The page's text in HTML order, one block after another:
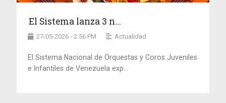
El Sistema lanza 3 n...
27-05-2026 - 2:56 PM Actualidad
El Sistema Nacional de Orquestas y Coros Juveniles
e Infantiles de Venezuela exp...